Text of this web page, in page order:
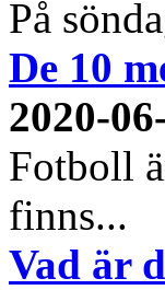
På
De 10
2020-
Fotboll
finns...
Vad är